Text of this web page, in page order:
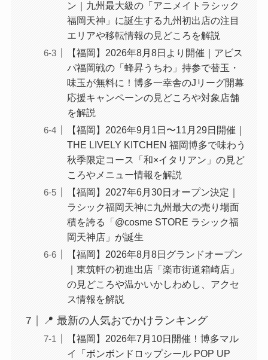
ン｜九州最大級の「アニメイトラシック
福岡天神」に誕生する九州初出店の注目
エリアや移転情報の見どころを解説
【福岡】2026年8月8日より開催｜アビス
パ福岡戦の「蜂昇うちわ」持参で替玉・
味玉が無料に！博多一幸舎のJリーグ開幕
応援キャンペーンの見どころや対象店舗
を解説
【福岡】2026年9月1日〜11月29日開催｜
THE LIVELY KITCHEN 福岡博多で味わう
秋季限定コース「和×イタリアン」の見ど
ころやメニュー情報を解説
【福岡】2027年6月30日オープン決定｜
ラシック福岡天神に九州最大の売り場面
積を誇る「@cosme STORE ラシック福
岡天神店」が誕生
【福岡】2026年8月8日グランドオープン
｜東筑軒の初進出店「楽市街道箱崎店」
の見どころや温かいかしわめし、アクセ
ス情報を解説
📍 最新の人気おでかけランキング
【福岡】2026年7月10日開催！博多マル
イ「ボンボンドロップシール POP UP